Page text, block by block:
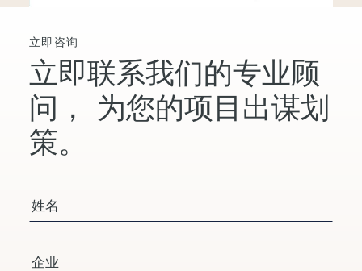
立即咨询
立即联系我们的专业顾
问，
为您的项目出谋划
策。
您的姓名
公司/组织